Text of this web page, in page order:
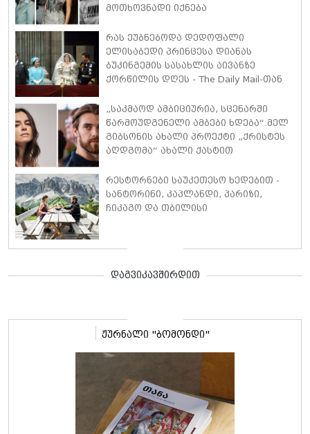
მოთხოვნადი იქნება
რას ეუბნებოდა დედოფალი
ელისაბედი პრინცესა დიანას
ბუკინგემის სასახლის აივანზე
ქორწილის დღეს - The Daily Mail-თან
საუბრობს
„საკმაოდ ამბიციურია, სცენარში
წარმოუდგენელი ამბები ხდება“.მელ
გიბსონის ახალი პროექტი „ქრისტეს
აღდგომა“ ახალი ქასტით
რესტორნები საუკეთესო ხედებით -
სანტორინი, კაპლანდი, პარიზი,
ჩიკაგო და თბილისი
დაგვიკავშირდით
ჟურნალი "ბომონდი"